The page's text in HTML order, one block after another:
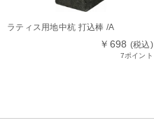
ラティス用地中杭 打込棒 /A
￥698 (税込)
7ポイント